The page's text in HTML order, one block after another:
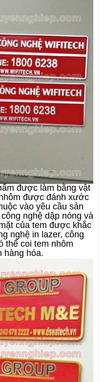
được làm bằng vật
được đánh xước
vào yêu cầu sản
nghệ dập nóng và
của tem được khắc
nghệ in lazer, công
thể coi tem nhôm
hàng hóa.